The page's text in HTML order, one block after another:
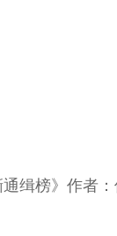
缉榜》作者：